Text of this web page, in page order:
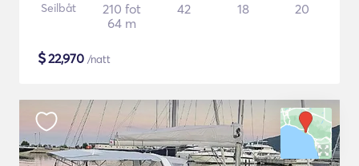
Seilbåt
210 fot
64 m
42 18 20
$22,970 /natt